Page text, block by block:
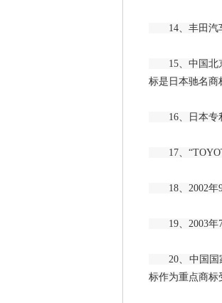
14、丰田汽
15、中国北京
标是日本驰名商
16、日本专利
17、
18、2002年9
19、2003年7
20、中国国家
标作为重点商标